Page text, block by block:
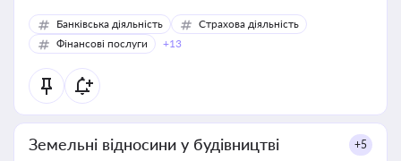
Банківська діяльність
Страхова діяльність
Фінансові послуги
+13
Земельні відносини у будівництві +5